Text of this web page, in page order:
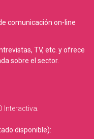
comunicación on-line
TV, etc. y ofrece
sobre el sector.
Interactiva.
disponible):